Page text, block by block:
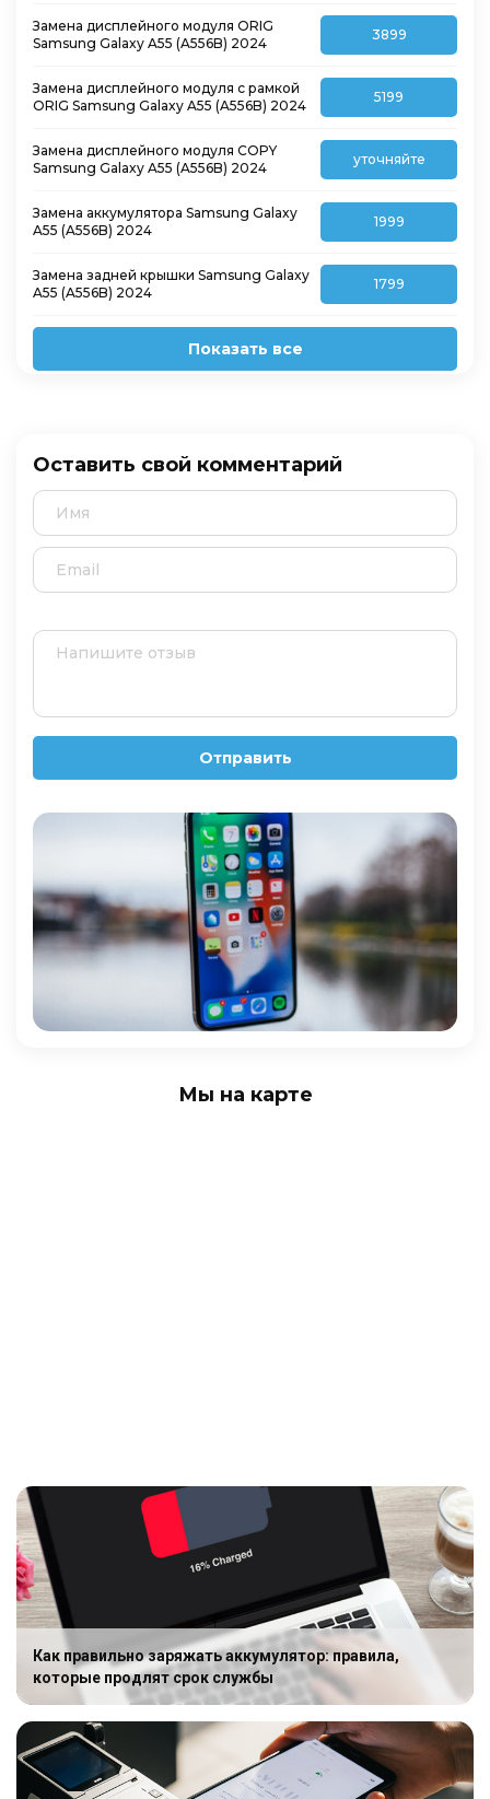
Замена дисплейного модуля ORIG
Samsung Galaxy A55 (A556B) 2024
3899
Замена дисплейного модуля с рамкой
ORIG Samsung Galaxy A55 (A556B) 2024
5199
Замена дисплейного модуля COPY
Samsung Galaxy A55 (A556B) 2024
уточняйте
Замена аккумулятора Samsung Galaxy
A55 (A556B) 2024
1999
Замена задней крышки Samsung Galaxy
A55 (A556B) 2024
1799
Показать все
Оставить свой комментарий
Отправить
Мы на карте
Как правильно заряжать аккумулятор: правила,
которые продлят срок службы